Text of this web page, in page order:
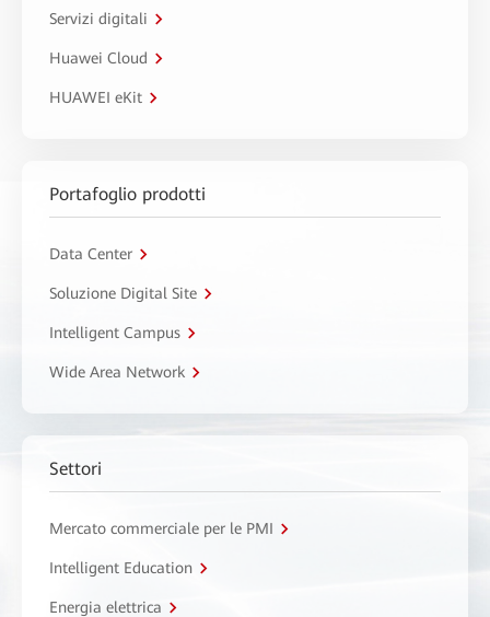
Servizi digitali
Huawei Cloud
HUAWEI eKit
Portafoglio prodotti
Data Center
Soluzione Digital Site
Intelligent Campus
Wide Area Network
Settori
Mercato commerciale per le PMI
Intelligent Education
Energia elettrica